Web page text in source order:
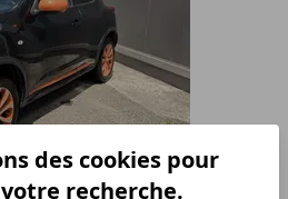
des cookies pour
recherche.